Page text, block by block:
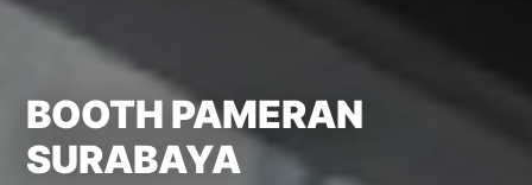
BOOTH PAMERAN
SURABAYA